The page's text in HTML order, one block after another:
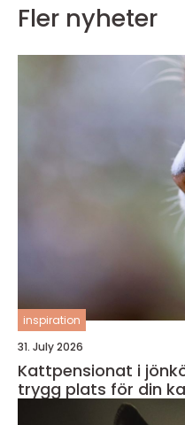
Fler nyheter
inspiration
31. July 2026
Kattpensionat i jönköping så
trygg plats för din